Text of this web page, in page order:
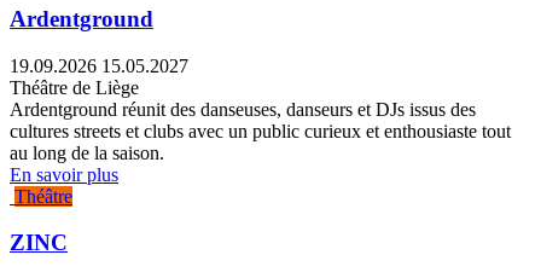
Ardentground
19.09.2026 15.05.2027
Théâtre de Liège
Ardentground réunit des danseuses, danseurs et DJs issus des
cultures streets et clubs avec un public curieux et enthousiaste tout
au long de la saison.
En savoir plus
Théâtre
ZINC